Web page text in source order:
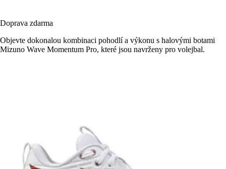
Doprava zdarma
Objevte dokonalou kombinaci pohodlí a výkonu s halovými botami
Mizuno Wave Momentum Pro, které jsou navrženy pro volejbal.